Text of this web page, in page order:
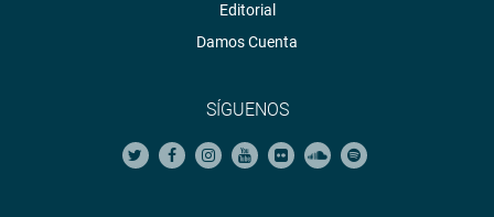
Editorial
Damos Cuenta
SÍGUENOS